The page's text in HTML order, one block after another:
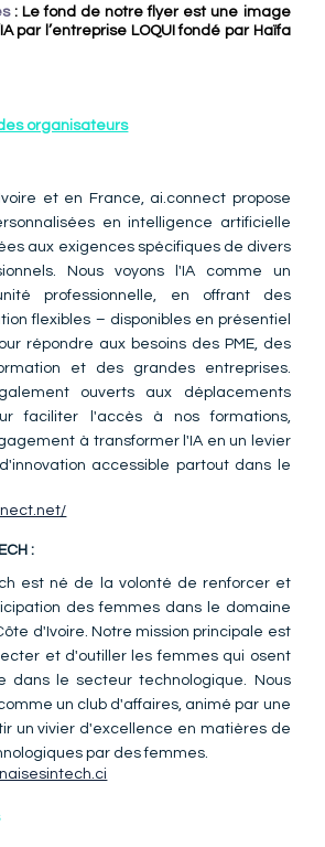
: Le fond de notre flyer est une image
par l’entreprise LOQUI fondé par Haïfa
organisateurs
et en France, ai.connect propose
en intelligence artificielle
aux exigences spécifiques de divers
Nous voyons l'IA comme un
professionnelle, en offrant des
flexibles – disponibles en présentiel
répondre aux besoins des PME, des
et des grandes entreprises.
ouverts aux déplacements
faciliter l'accès à nos formations,
à transformer l'IA en un levier
accessible partout dans le
:
est né de la volonté de renforcer et
des femmes dans le domaine
d'Ivoire. Notre mission principale est
et d'outiller les femmes qui osent
dans le secteur technologique. Nous
un club d'affaires, animé par une
un vivier d'excellence en matières de
par des femmes.